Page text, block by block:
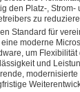
den Platz-, Strom-
zu
Standard für
moderne
um
und